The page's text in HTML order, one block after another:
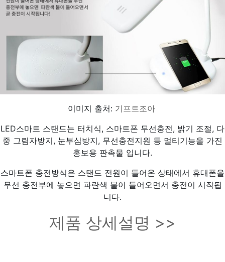
이미지 출처: 기프트조아
LED스마트 스탠드는 터치식, 스마트폰 무선충전, 밝기 조절, 다
중 그림자방지, 눈부심방지, 무선충전지원 등 멀티기능을 가진
홍보용 판촉물 입니다.
스마트폰 충전방식은 스탠드 전원이 들어온 상태에서 휴대폰을
무선 충전부에 놓으면 파란색 불이 들어오면서 충전이 시작됩
니다.
제품 상세설명 >>